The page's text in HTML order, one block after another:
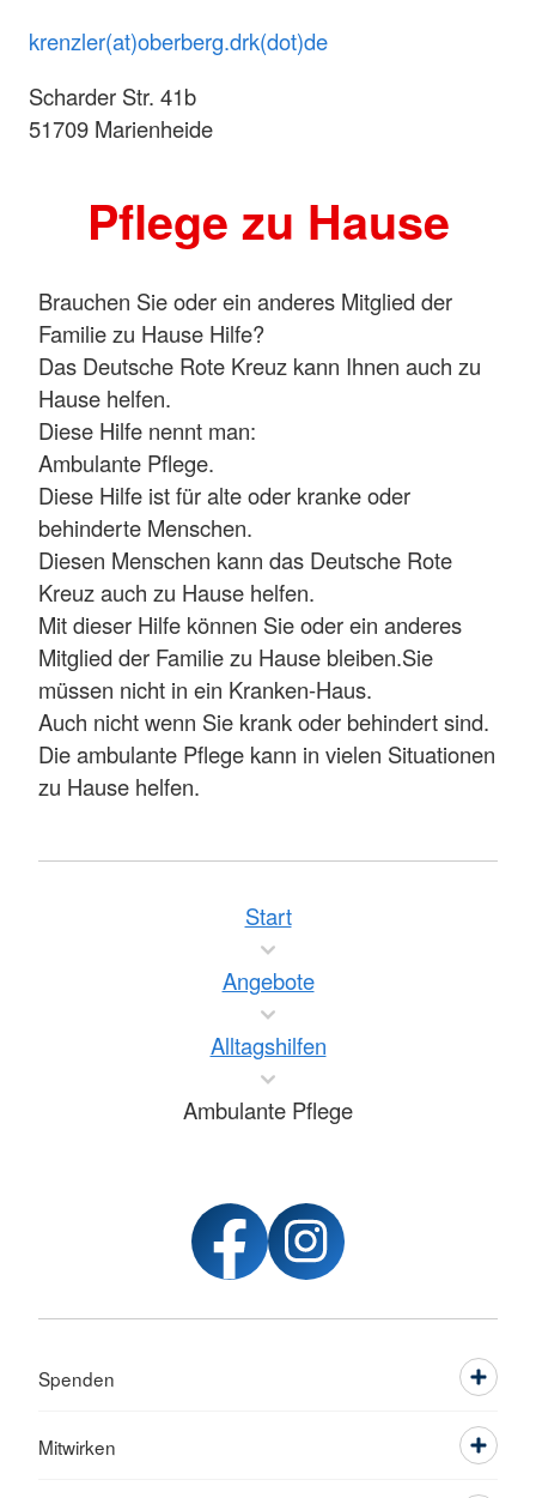
krenzler(at)oberberg.drk(dot)de
Scharder Str. 41b
51709 Marienheide
Pflege zu Hause
Brauchen Sie oder ein anderes Mitglied der
Familie zu Hause Hilfe?
Das Deutsche Rote Kreuz kann Ihnen auch zu
Hause helfen.
Diese Hilfe nennt man:
Ambulante Pflege.
Diese Hilfe ist für alte oder kranke oder
behinderte Menschen.
Diesen Menschen kann das Deutsche Rote
Kreuz auch zu Hause helfen.
Mit dieser Hilfe können Sie oder ein anderes
Mitglied der Familie zu Hause bleiben.Sie
müssen nicht in ein Kranken-Haus.
Auch nicht wenn Sie krank oder behindert sind.
Die ambulante Pflege kann in vielen Situationen
zu Hause helfen.
Start
Angebote
Alltagshilfen
Ambulante Pflege
Spenden
Mitwirken